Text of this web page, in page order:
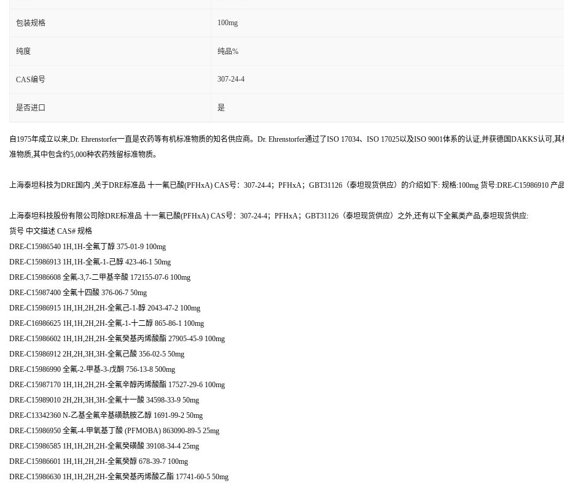
包装规格 100mg
纯度 纯品%
CAS编号 307-24-4
是否进口 是
自1975年成立以来,Dr. Ehrenstorfer一直是农药等有机标准物质的知名供应商。Dr. Ehrenstorfer通过了ISO 17034、ISO 17025以及ISO 9001体系的认证,并获德国DAKKS认可,
准物质,其中包含约5,000种农药残留标准物质。
上海泰坦科技为DRE国内 ,关于DRE标准品 十一氟已酸(PFHxA) CAS号：307-24-4；PFHxA；GBT31126（泰坦现货供应）的介绍如下: 规格:100mg 货号:DRE-C15986910 产
上海泰坦科技股份有限公司除DRE标准品 十一氟已酸(PFHxA) CAS号：307-24-4；PFHxA；GBT31126（泰坦现货供应）之外,还有以下全氟类产品,泰坦现货供应:
货号 中文描述 CAS# 规格
DRE-C15986540 1H,1H-全氟丁醇 375-01-9 100mg
DRE-C15986913 1H,1H-全氟-1-己醇 423-46-1 50mg
DRE-C15986608 全氟-3,7-二甲基辛酸 172155-07-6 100mg
DRE-C15987400 全氟十四酸 376-06-7 50mg
DRE-C15986915 1H,1H,2H,2H-全氟己-1-醇 2043-47-2 100mg
DRE-C16986625 1H,1H,2H,2H-全氟-1-十二醇 865-86-1 100mg
DRE-C15986602 1H,1H,2H,2H-全氟癸基丙烯酸酯 27905-45-9 100mg
DRE-C15986912 2H,2H,3H,3H-全氟己酸 356-02-5 50mg
DRE-C15986990 全氟-2-甲基-3-戊酮 756-13-8 500mg
DRE-C15987170 1H,1H,2H,2H-全氟辛醇丙烯酸酯 17527-29-6 100mg
DRE-C15989010 2H,2H,3H,3H-全氟十一酸 34598-33-9 50mg
DRE-C13342360 N-乙基全氟辛基磺酰胺乙醇 1691-99-2 50mg
DRE-C15986950 全氟-4-甲氧基丁酸 (PFMOBA) 863090-89-5 25mg
DRE-C15986585 1H,1H,2H,2H-全氟癸磺酸 39108-34-4 25mg
DRE-C15986601 1H,1H,2H,2H-全氟癸醇 678-39-7 100mg
DRE-C15986630 1H,1H,2H,2H-全氟癸基丙烯酸乙酯 17741-60-5 50mg